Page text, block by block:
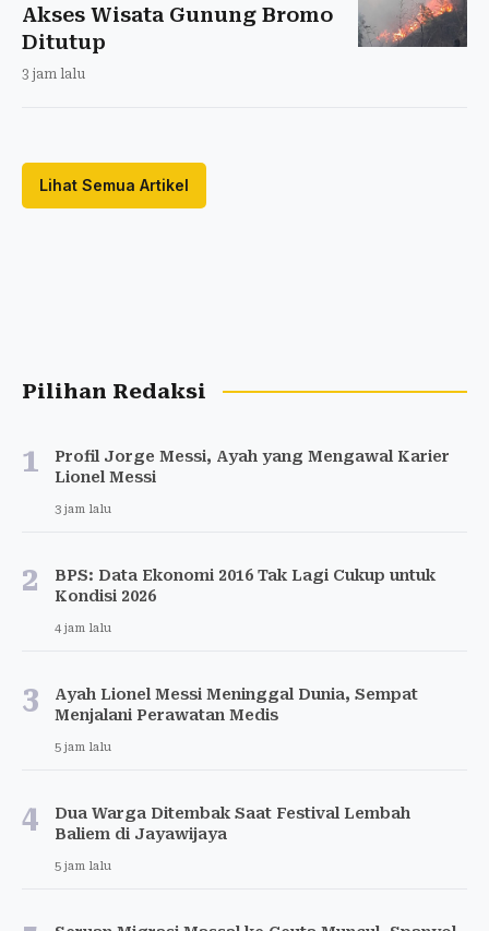
Akses Wisata Gunung Bromo
Ditutup
3 jam lalu
Lihat Semua Artikel
Pilihan Redaksi
1
Profil Jorge Messi, Ayah yang Mengawal Karier
Lionel Messi
3 jam lalu
2
BPS: Data Ekonomi 2016 Tak Lagi Cukup untuk
Kondisi 2026
4 jam lalu
3
Ayah Lionel Messi Meninggal Dunia, Sempat
Menjalani Perawatan Medis
5 jam lalu
4
Dua Warga Ditembak Saat Festival Lembah
Baliem di Jayawijaya
5 jam lalu